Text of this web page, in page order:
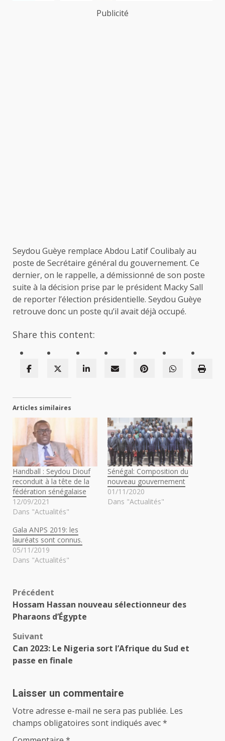
Publicité
Seydou Guèye remplace Abdou Latif Coulibaly au
poste de Secrétaire général du gouvernement. Ce
dernier, on le rappelle, a démissionné de son poste
suite à la décision prise par le président Macky Sall
de reporter l’élection présidentielle. Seydou Guèye
retrouve donc un poste qu’il avait déjà occupé.
Share this content:
Articles similaires
Handball : Seydou Diouf
reconduit à la tête de la
fédération sénégalaise
12/09/2021
Dans "Actualités"
Sénégal: Composition du
nouveau gouvernement
01/11/2020
Dans "Actualités"
Gala ANPS 2019: les
lauréats sont connus.
05/11/2019
Dans "Actualités"
Navigation
d’article
Précédent
Hossam Hassan nouveau sélectionneur des
Pharaons d’Égypte
Suivant
Can 2023: Le Nigeria sort l’Afrique du Sud et
passe en finale
Laisser un commentaire
Votre adresse e-mail ne sera pas publiée. Les
champs obligatoires sont indiqués avec*